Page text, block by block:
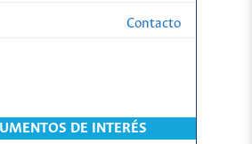
Contacto
DE INTERÉS